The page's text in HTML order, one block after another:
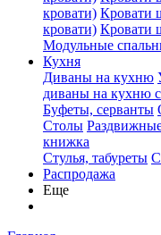
кровати) Кровати
кровати) Кровати
Модульные
Кухня
Диваны на кухню
диваны на кухню
Буфеты, серванты
Столы
книжка
Стулья, табуреты
Распродажа
Еще